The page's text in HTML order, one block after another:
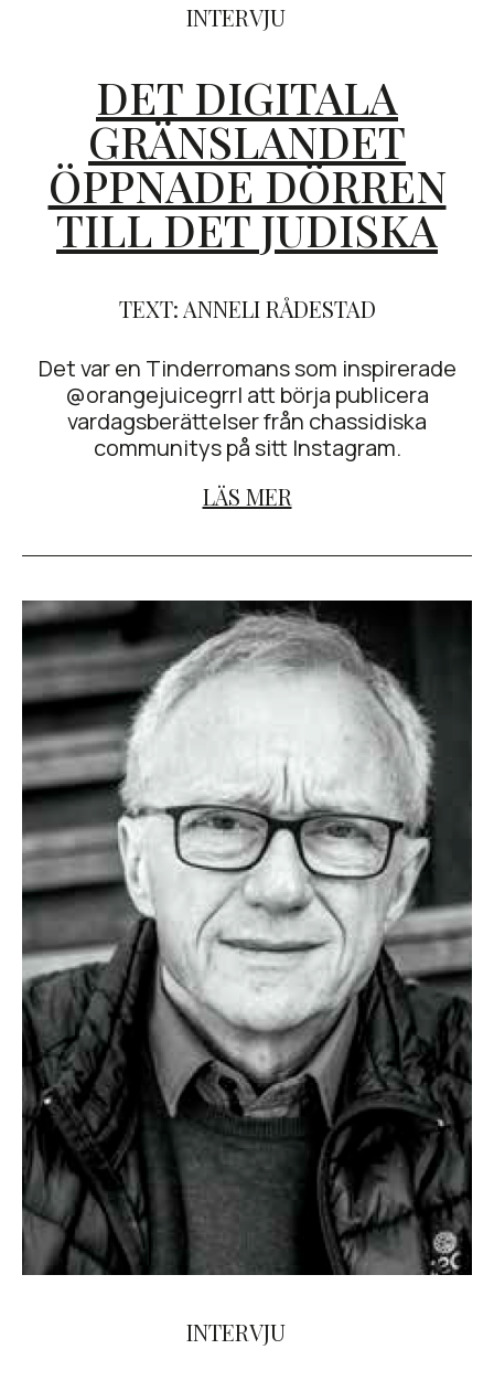
INTERVJU
DET DIGITALA
GRÄNSLANDET
ÖPPNADE DÖRREN
TILL DET JUDISKA
TEXT: ANNELI RÅDESTAD
Det var en Tinderromans som inspirerade
@orangejuicegrrl att börja publicera
vardagsberättelser från chassidiska
communitys på sitt Instagram.
LÄS MER
INTERVJU